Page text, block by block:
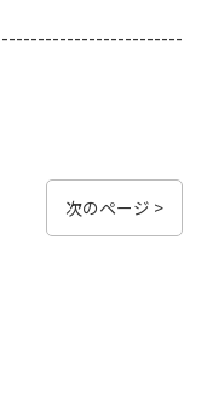
次のページ >